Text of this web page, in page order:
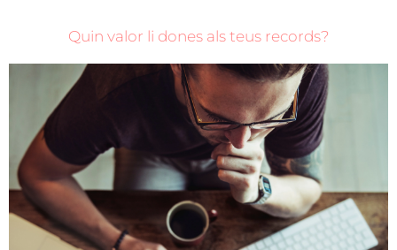
Quin valor li dones als teus records?